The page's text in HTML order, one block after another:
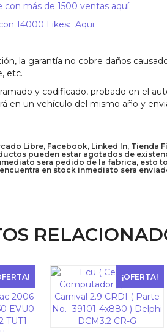
con más de 1500 ventas aquí:
14000 Likes: Aqui:
la garantía no cobre daños
etc.
y codificado, probado en el
en un vehículo del mismo año y
Libre, Facebook, Linked In, Tienda
pueden estar agotados de
sera pedido de la fabrica, esto
en stock inmediato sera
¡OFERTA!